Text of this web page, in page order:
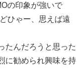
の印象が強いで
ひゃー、思えば遠
たんだろうと思った
に勧められ興味を持